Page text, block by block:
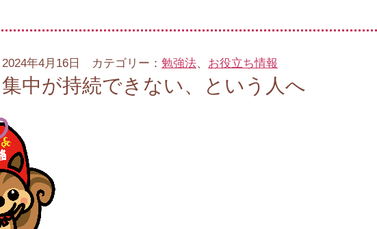
2024年4月16日 カテゴリー： 勉強法、 お役立ち情報
集中が持続できない、という人へ